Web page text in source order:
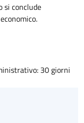
si conclude
30 giorni